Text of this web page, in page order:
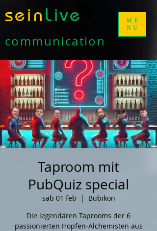
ME
NU
sein Live
communication
Taproom mit
PubQuiz special
sab 01 feb
  |
Bubikon
Die legendären Taprooms der 6
passionierten Hopfen-Alchemisten aus